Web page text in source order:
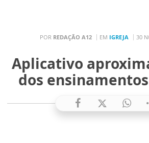
POR REDAÇÃO A12 EM IGREJA 30
Aplicativo
dos ensinamentos